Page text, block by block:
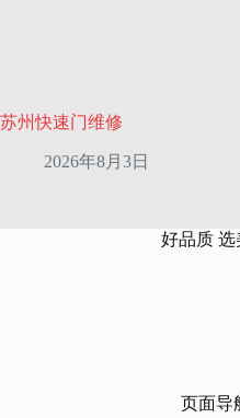
苏州快速门维修
2026年8月3日
好品质 选
页面导